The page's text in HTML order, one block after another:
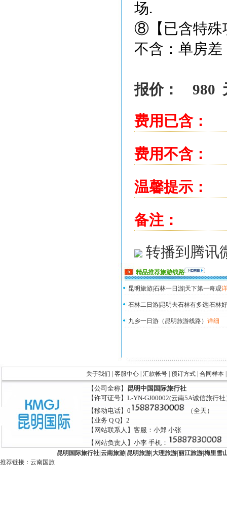
场.
⑧【已含特殊
不含：单房
报价： 980
费用已含：
费用不含：
温馨提示：
备注：
转播到腾讯
精品推荐旅游线路
昆明旅游|石林一日游|天下第一奇观
石林二日游|昆明去石林有多远|石林
详细
九乡一日游（昆明旅游线路）
关于我们 客服中心| 汇款帐号| 预订方式| 合同样本
【公司全称】 昆明中国国际旅行社
【许可证号】L-YN-GJ00002(云南5A诚信旅行社
【移动电话】0
（全天）
【业务 Q Q】2
【网站联系人】客服：小郑 小张
【网站负责人】小李 手机：
昆明国际旅行社| 云南旅游| 昆明旅游| 大理旅游| 丽江旅游| 梅里雪
推荐链接： 云南国旅